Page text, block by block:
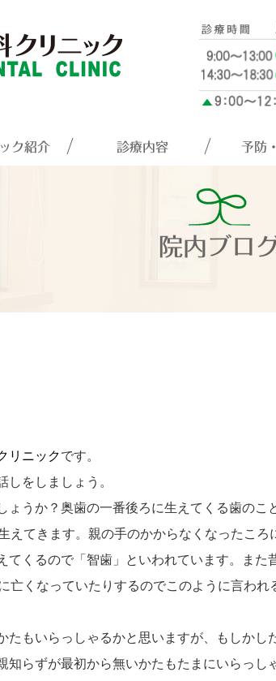
ク紹介 診療内容 予防
院内ブロ
リニックです。
しをしましょう。
ょうか？奥歯の一番後ろに生えてくる歯のこ
えてきます。親の手のかからなくなったころ
てくるので「智歯」といわれています。また
亡くなっていたりするのでこのように言われ
たもいらっしゃるかと思いますが、もしかし
知らずが最初から無いかたもたまにいらっし